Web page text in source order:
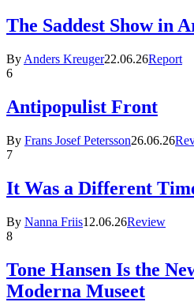
The Saddest Show in
By Anders Kreuger22.06.26Report
6
Antipopulist Front
By Frans Josef Petersson26.06.26
7
It Was a Different
By Nanna Friis12.06.26Review
8
Tone Hansen Is the
Moderna Museet